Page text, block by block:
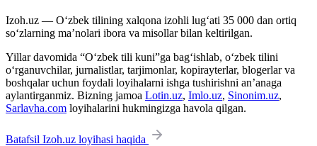
Izoh.uz — O‘zbek tilining xalqona izohli lug‘ati 35 000 dan ortiq
so‘zlarning ma’nolari ibora va misollar bilan keltirilgan.
Yillar davomida “O‘zbek tili kuni”ga bag‘ishlab, o‘zbek tilini
o‘rganuvchilar, jurnalistlar, tarjimonlar, kopirayterlar, blogerlar va
boshqalar uchun foydali loyihalarni ishga tushirishni an’anaga
aylantirganmiz. Bizning jamoa Lotin.uz, Imlo.uz, Sinonim.uz,
Sarlavha.com loyihalarini hukmingizga havola qilgan.
Batafsil Izoh.uz loyihasi haqida